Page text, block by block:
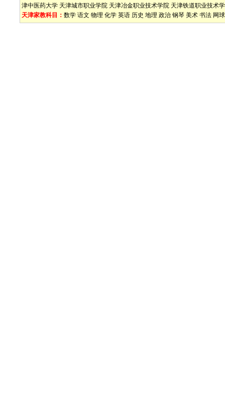
津中医药大学 天津城市职业学院 天津冶金职业技术学院 天津铁道职业技术
天津家教科目： 数学 语文 物理 化学 英语 历史 地理 政治 钢琴 美术 书法 网球